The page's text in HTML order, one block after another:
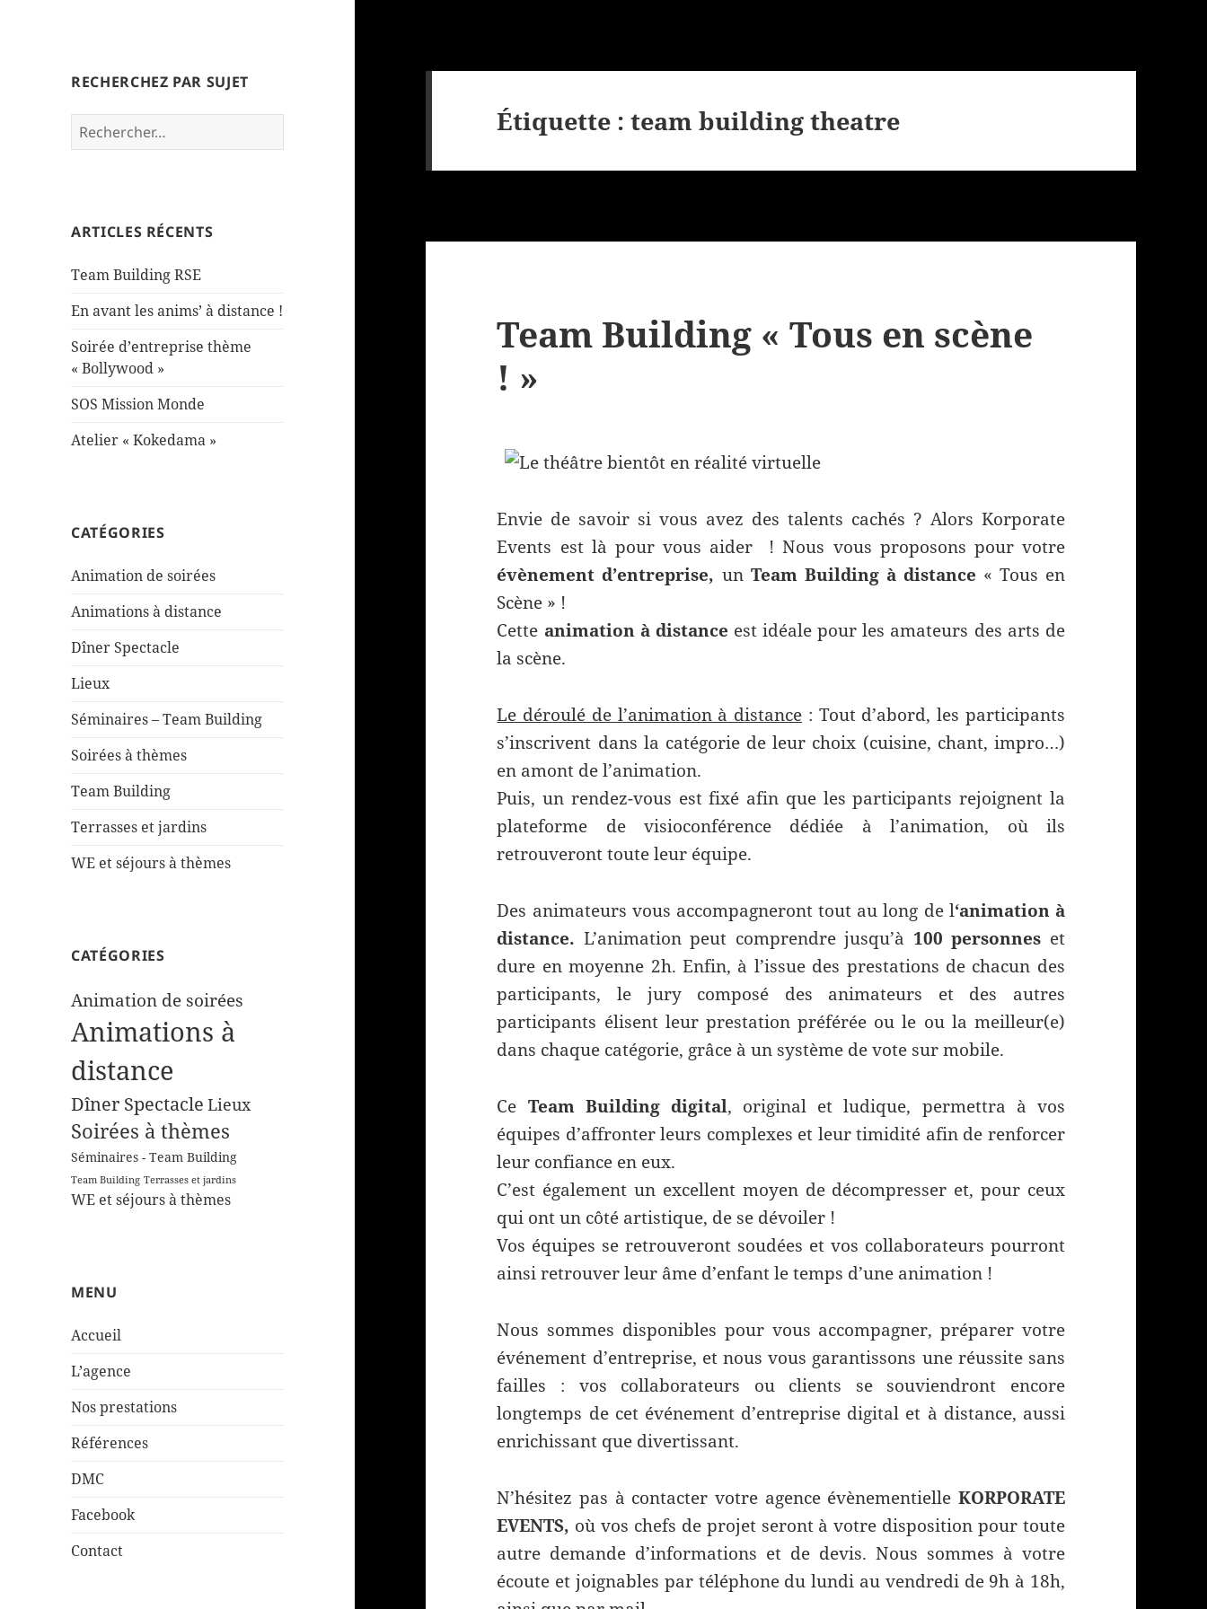
Korporate Events
– Nos actualités –
ArchiteKte de vos événements
RECHERCHEZ PAR SUJET
Rechercher :
ARTICLES RÉCENTS
Team Building RSE
En avant les anims’ à distance !
Soirée d’entreprise thème
« Bollywood »
SOS Mission Monde
Atelier « Kokedama »
CATÉGORIES
Animation de soirées
Animations à distance
Dîner Spectacle
Lieux
Séminaires – Team Building
Soirées à thèmes
Team Building
Terrasses et jardins
WE et séjours à thèmes
CATÉGORIES
Animation de soirées
Animations à
distance
Dîner Spectacle Lieux
Soirées à thèmes
Séminaires - Team Building
Team Building Terrasses et jardins
WE et séjours à thèmes
MENU
Accueil
L’agence
Nos prestations
Références
DMC
Facebook
Contact
Étiquette :team building theatre
Team Building « Tous en scène
! »
Envie de savoir si vous avez des talents cachés ? Alors Korporate
Events est là pour vous aider ! Nous vous proposons pour votre
évènement d’entreprise, unTeam Building à distance « Tous en
Scène » !
Cette animation à distance est idéale pour les amateurs des arts de
la scène.
Le déroulé de l’animation à distance : Tout d’abord, les participants
s’inscrivent dans la catégorie de leur choix (cuisine, chant, impro…)
en amont de l’animation.
Puis, un rendez-vous est fixé afin que les participants rejoignent la
plateforme de visioconférence dédiée à l’animation, où ils
retrouveront toute leur équipe.
Des animateurs vous accompagneront tout au long de l‘animation à
distance. L’animation peut comprendre jusqu’à 100 personnes et
dure en moyenne 2h. Enfin, à l’issue des prestations de chacun des
participants, le jury composé des animateurs et des autres
participants élisent leur prestation préférée ou le ou la meilleur(e)
dans chaque catégorie, grâce à un système de vote sur mobile.
Ce Team Building digital, original et ludique, permettra à vos
équipes d’affronter leurs complexes et leur timidité afin de renforcer
leur confiance en eux.
C’est également un excellent moyen de décompresser et, pour ceux
qui ont un côté artistique, de se dévoiler !
Vos équipes se retrouveront soudées et vos collaborateurs pourront
ainsi retrouver leur âme d’enfant le temps d’une animation !
Nous sommes disponibles pour vous accompagner, préparer votre
événement d’entreprise, et nous vous garantissons une réussite sans
failles : vos collaborateurs ou clients se souviendront encore
longtemps de cet événement d’entreprise digital et à distance, aussi
enrichissant que divertissant.
N’hésitez pas à contacter votre agence évènementielle KORPORATE
EVENTS, où vos chefs de projet seront à votre disposition pour toute
autre demande d’informations et de devis. Nous sommes à votre
écoute et joignables par téléphone du lundi au vendredi de 9h à 18h,